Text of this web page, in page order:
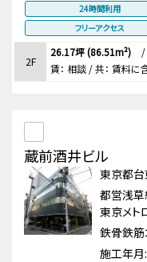
24時間利用
フリーアクセス
2F
26.17坪 (86.51m²) /
賃： 相談 / 共： 賃料に
蔵前酒井ビル
東京都台
都営浅
東京メト
鉄骨鉄筋
施工年月: